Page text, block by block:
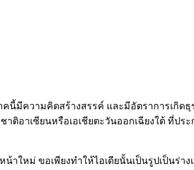
คนี้มีความคิดสร้างสรรค์ และมีอัตราการเกิ
าเซียนหรือเอเชียตะวันออกเฉียงใต้ ที่ประ
าใหม่ ขอเพียงทำให้ไอเดียนั้นเป็นรูปเป็นร่